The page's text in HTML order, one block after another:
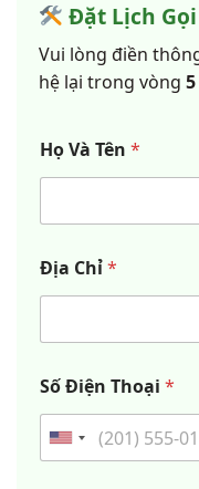
Đặt Lịch
Vui lòng điền
hệ lại trong vòng
Họ Và Tên *
Địa Chỉ*
Số Điện Thoại *